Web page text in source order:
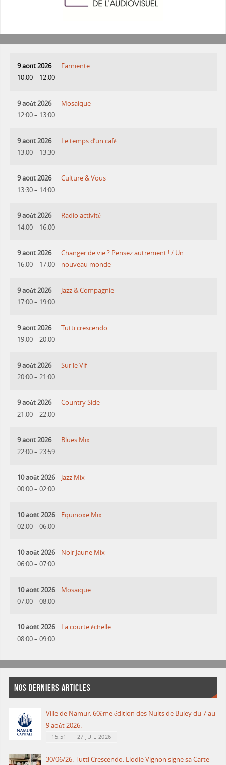
9 août 2026
10:00– 12:00
Farniente
9 août 2026
12:00– 13:00
Mosaique
9 août 2026
13:00– 13:30
Le temps d’un café
9 août 2026
13:30– 14:00
Culture & Vous
9 août 2026
14:00– 16:00
Radio activité
9 août 2026
16:00– 17:00
Changer de vie ? Pensez autrement ! / Un
nouveau monde
9 août 2026
17:00– 19:00
Jazz & Compagnie
9 août 2026
19:00– 20:00
Tutti crescendo
9 août 2026
20:00– 21:00
Sur le Vif
9 août 2026
21:00– 22:00
Country Side
9 août 2026
22:00– 23:59
Blues Mix
10 août 2026
00:00– 02:00
Jazz Mix
10 août 2026
02:00– 06:00
Equinoxe Mix
10 août 2026
06:00– 07:00
Noir Jaune Mix
10 août 2026
07:00– 08:00
Mosaique
10 août 2026
08:00– 09:00
La courte échelle
NOS DERNIERS ARTICLES
Ville de Namur: 60ème édition des Nuits de Buley du 7 au
9 août 2026.
15:51 27 JUIL 2026
30/06/26: Tutti Crescendo: Elodie Vignon signe sa Carte